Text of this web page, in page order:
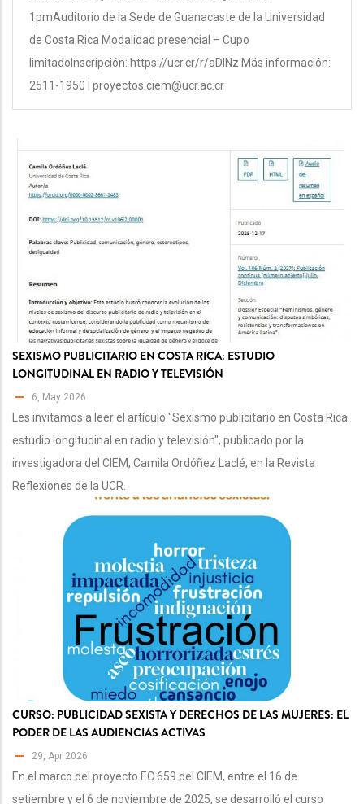
1pmAuditorio de la Sede de Guanacaste de la Universidad
de Costa Rica Modalidad presencial – Cupo
limitadoInscripción: https://ucr.cr/r/aDlNz Más información:
2511-1950 | proyectos.ciem@ucr.ac.cr
SEXISMO PUBLICITARIO EN COSTA RICA: ESTUDIO
LONGITUDINAL EN RADIO Y TELEVISIÓN
6, May 2026
Les invitamos a leer el artículo "Sexismo publicitario en Costa Rica:
estudio longitudinal en radio y televisión", publicado por la
investigadora del CIEM, Camila Ordóñez Laclé, en la Revista
Reflexiones de la UCR.
CURSO: PUBLICIDAD SEXISTA Y DERECHOS DE LAS MUJERES: EL
PODER DE LAS AUDIENCIAS ACTIVAS
29, Apr 2026
En el marco del proyecto EC 659 del CIEM, entre el 16 de
setiembre y el 6 de noviembre de 2025, se desarrolló el curso